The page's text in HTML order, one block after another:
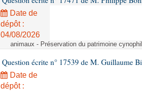
Date de
dépôt :
04/08/2026
animaux - Préservation du patrimoine
Question écrite n° 17539 de M. Guillaume
Date de
dépôt :